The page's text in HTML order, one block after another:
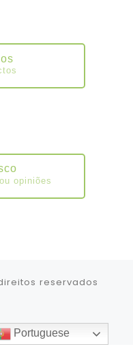
opiniões
reservados
Portuguese